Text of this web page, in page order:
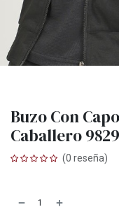
Buzo Con
Caballero
(0 reseña)